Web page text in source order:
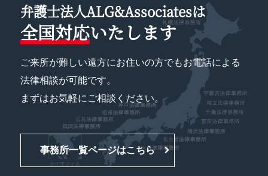
弁護士法人ALG&Associatesは
全国対応いたします
ご来所が難しい遠方にお住いの方でもお電話による
法律相談が可能です。
まずはお気軽にご相談ください。
事務所一覧ページはこちら